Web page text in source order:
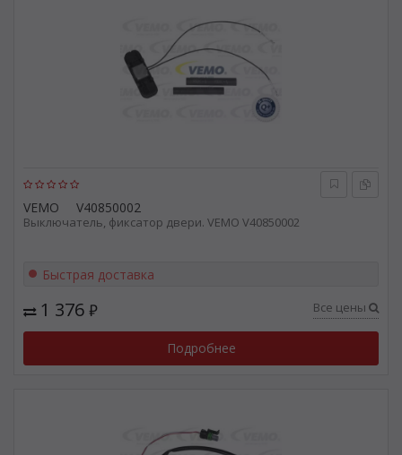
VEMO V40850002
Выключатель, фиксатор двери. VEMO V40850002
Быстрая доставка
1 376 ₽ Все цены
Подробнее